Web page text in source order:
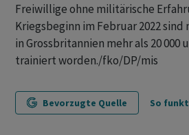
Freiwillige ohne militärische
Kriegsbeginn im Februar 2022 sind
in Grossbritannien mehr als 20 000
trainiert worden./fko/DP/mis
Bevorzugte Quelle So